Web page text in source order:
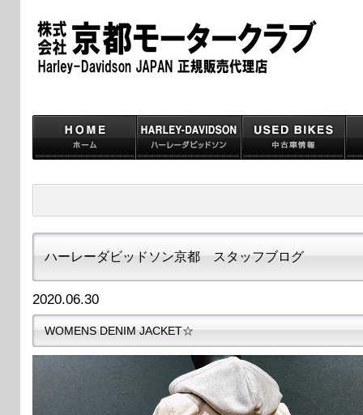
ハーレーダビッドソン京都 スタッフブログ
2020.06.30
WOMENS DENIM JACKET☆